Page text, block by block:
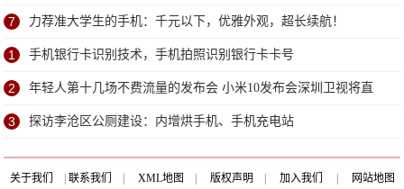
7 力荐准大学生的手机：千元以下，优雅外观，超长续航！
1 手机银行卡识别技术，手机拍照识别银行卡卡号
2 年轻人第十几场不费流量的发布会 小米10发布会深圳卫视将直
播
3 探访李沧区公厕建设：内增烘手机、手机充电站
关于我们 联系我们 XML地图 版权声明 加入我们
网站地图